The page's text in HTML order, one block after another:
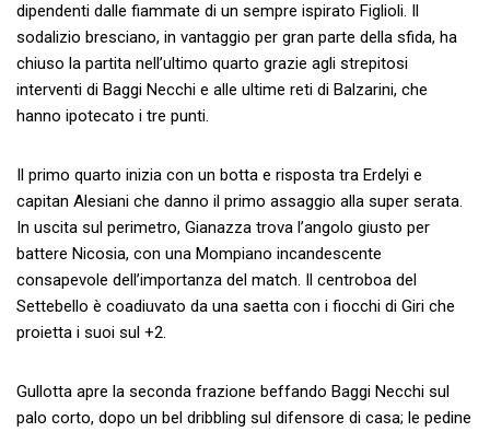
dipendenti dalle fiammate di un sempre ispirato Figlioli. Il
sodalizio bresciano, in vantaggio per gran parte della sfida, ha
chiuso la partita nell’ultimo quarto grazie agli strepitosi
interventi di Baggi Necchi e alle ultime reti di Balzarini, che
hanno ipotecato i tre punti.
Il primo quarto inizia con un botta e risposta tra Erdelyi e
capitan Alesiani che danno il primo assaggio alla super serata.
In uscita sul perimetro, Gianazza trova l’angolo giusto per
battere Nicosia, con una Mompiano incandescente
consapevole dell’importanza del match. Il centroboa del
Settebello è coadiuvato da una saetta con i fiocchi di Giri che
proietta i suoi sul +2.
Gullotta apre la seconda frazione beffando Baggi Necchi sul
palo corto, dopo un bel dribbling sul difensore di casa; le pedine